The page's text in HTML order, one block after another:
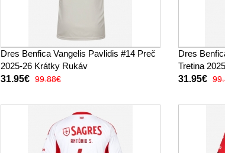
Dres Benfica Vangelis Pavlidis #14 Preč
2025-26 Krátky Rukáv
31.95€ 99.88€
Dres
Tretina
31.95€